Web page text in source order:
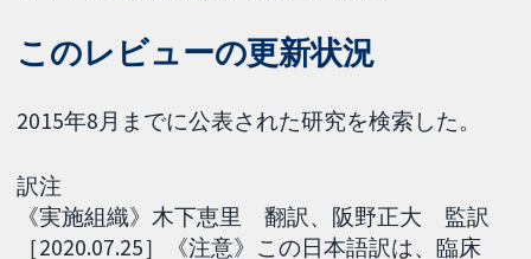
このレビューの更新状況
2015年8月までに公表された研究を検索した。
訳注
《実施組織》木下恵里 翻訳、阪野正大 監訳
［2020.07.25］《注意》この日本語訳は、臨床